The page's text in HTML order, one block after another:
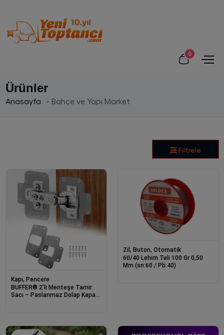
0
Ürünler
Anasayfa Bahçe ve Yapı Market
Filtrele
Kapı, Pencere
BUFFER® 2’li Menteşe Tamir
Sacı – Paslanmaz Dolap Kapak
Zil, Buton, Otomatik
60/40 Lehim Teli 100 Gr 0,50
Mm (sn:60 / Pb:40)